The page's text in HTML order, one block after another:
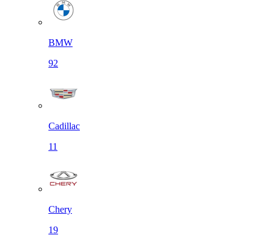
BMW
92
Cadillac
11
Chery
19